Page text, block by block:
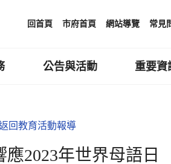
回首頁 市府首頁 網站導覽 常見
公告與活動 重要資
回教育活動報導
應2023年世界母語